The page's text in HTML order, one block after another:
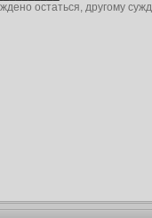
остаться, другому